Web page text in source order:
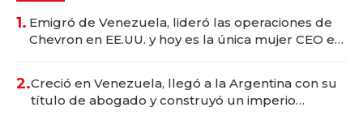
1. Emigró de Venezuela, lideró las operaciones de
Chevron en EE.UU. y hoy es la única mujer CEO en
2.Creció en Venezuela, llegó a la Argentina con su
título de abogado y construyó un imperio